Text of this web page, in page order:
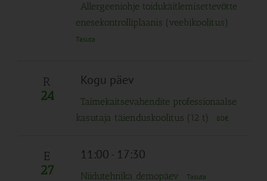
Allergeeniohje toidukäitlemisettevõtte
enesekontrolliplaanis (veebikoolitus)
Tasuta
R
24
Kogu päev
Taimekaitsevahendite professionaalse
kasutaja täienduskoolitus (12 t)
80€
E
27
11:00- 17:30
Niidutehnika demopäev Tasuta